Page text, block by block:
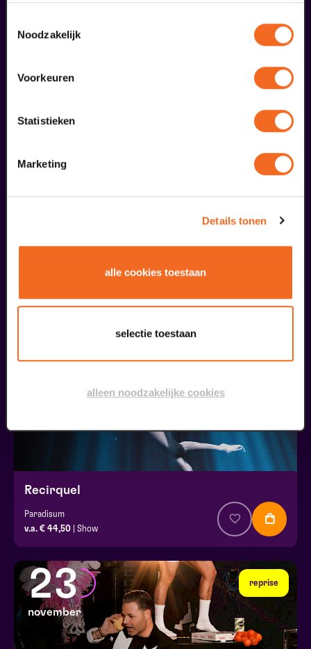
Noodzakelijk
Voorkeuren
Statistieken
Marketing
Details tonen
alle cookies toestaan
selectie toestaan
alleen noodzakelijke cookies
Begin bij SIN
Recirquel
Paradisum
v.a. € 44,50 | Show
reprise
23
november